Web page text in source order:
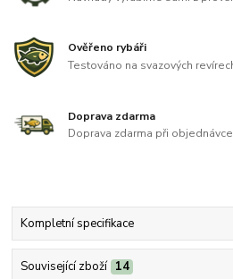
Ověřeno rybáři
Testováno na svazových
Doprava zdarma
Doprava zdarma při
Kompletní specifikace
Související zboží 14